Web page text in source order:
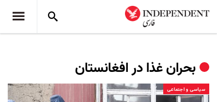
بحران غذا در افغانستان
سیاسی و اجتماعی